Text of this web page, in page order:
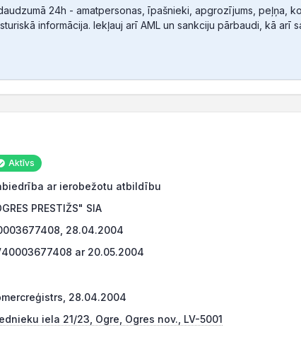
24h - amatpersonas, īpašnieki, apgrozījums, peļņa,
informācija. Iekļauj arī AML un sankciju pārbaudi, kā arī
Aktīvs
ar ierobežotu atbildību
PRESTIŽS" SIA
28.04.2004
ar 20.05.2004
28.04.2004
iela 21/23, Ogre, Ogres nov., LV-5001